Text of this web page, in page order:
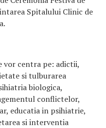
Spitalului Clinic de
vor centra pe: adictii,
si tulburarea
biologica,
conflictelor,
educatia in psihiatrie,
si interventia